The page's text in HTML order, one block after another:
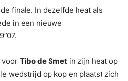
finale. In dezelfde heat als
in een nieuwe
voor Tibo de Smet in zijn heat op
wedstrijd op kop en plaatst zich